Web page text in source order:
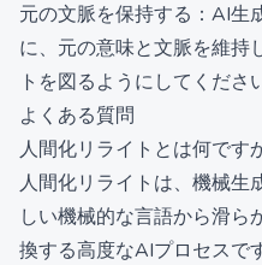
元の文脈を保持する：AI生
に、元の意味と文脈を維持
トを図るようにしてください
よくある質問
人間化リライトとは何です
人間化リライトは、機械生
しい機械的な言語から滑ら
換する高度なAIプロセスで